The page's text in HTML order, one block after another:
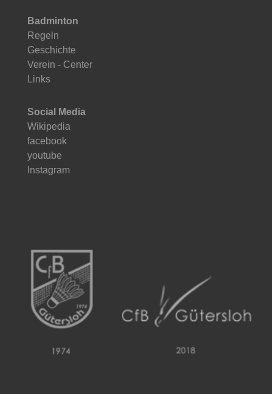
Badminton
Regeln
Geschichte
Verein - Center
Links
Social Media
Wikipedia
facebook
youtube
Instagram